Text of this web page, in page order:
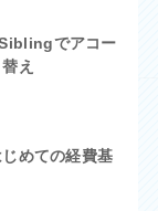
でアコー
え
めての経費基